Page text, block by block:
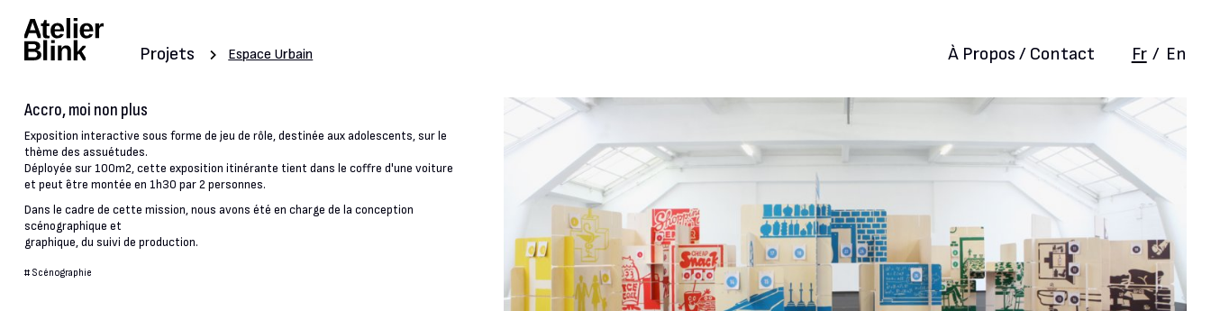
Projets Espace Urbain À Propos / Contact Fr / En
Accro, moi non plus
Exposition interactive sous forme de jeu de rôle, destinée aux adolescents, sur le
thème des assuétudes.
Déployée sur 100m2, cette exposition itinérante tient dans le coffre d'une voiture
et peut être montée en 1h30 par 2 personnes.
Dans le cadre de cette mission, nous avons été en charge de la conception
scénographique et
graphique, du suivi de production.
# Scénographie